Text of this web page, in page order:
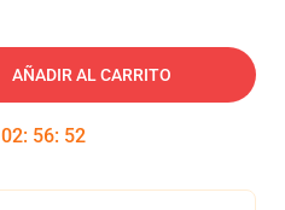
AÑADIR AL CARRITO
02: 56: 52